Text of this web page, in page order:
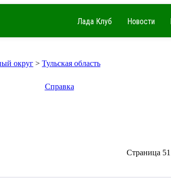
Лада Клуб Новости
округ > Тульская область
Справка
Страница 51